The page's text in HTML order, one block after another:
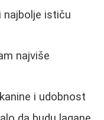
najbolje ističu
najviše
i udobnost